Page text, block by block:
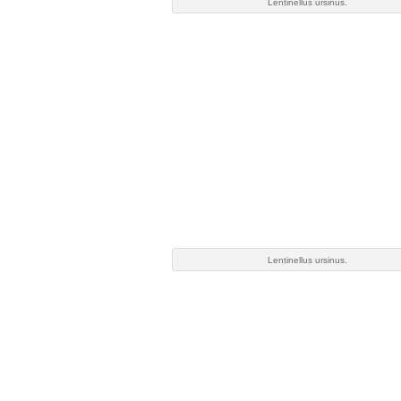
Lentinellus ursinus.
Lentinellus ursinus.